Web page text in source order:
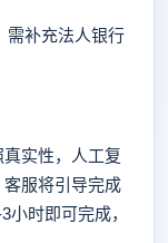
补充法人银行
实性，人工复
服将引导完成
时即可完成，